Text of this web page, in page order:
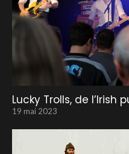
Lucky Trolls, de l’Irish
19 mai 2023